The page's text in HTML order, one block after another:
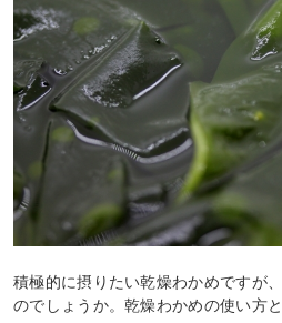
積極的に摂りたい乾燥わかめですが
のでしょうか。乾燥わかめの使い方